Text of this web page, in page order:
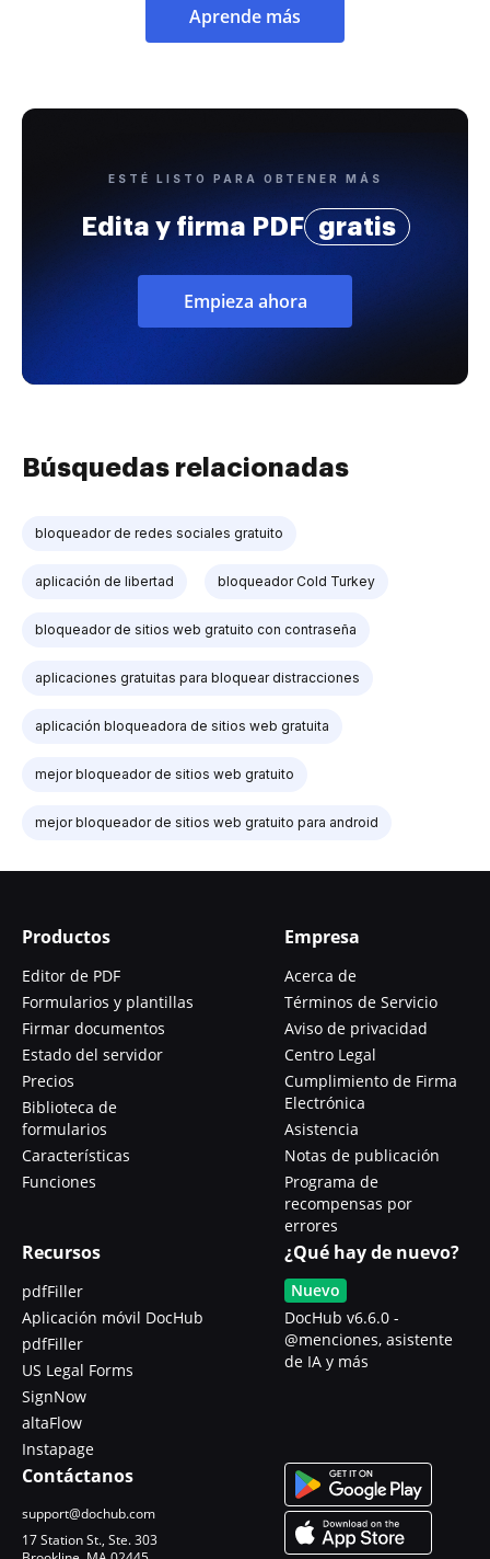
Aprende más
ESTÉ LISTO PARA OBTENER MÁS
Edita y firma PDF gratis
Empieza ahora
Búsquedas relacionadas
bloqueador de redes sociales gratuito
aplicación de libertad bloqueador Cold Turkey
bloqueador de sitios web gratuito con contraseña
aplicaciones gratuitas para bloquear distracciones
aplicación bloqueadora de sitios web gratuita
mejor bloqueador de sitios web gratuito
mejor bloqueador de sitios web gratuito para android
Productos
Editor de PDF
Formularios y plantillas
Firmar documentos
Estado del servidor
Precios
Biblioteca de
formularios
Características
Funciones
Empresa
Acerca de
Términos de Servicio
Aviso de privacidad
Centro Legal
Cumplimiento de Firma
Electrónica
Asistencia
Notas de publicación
Programa de
recompensas por
errores
Recursos
pdfFiller
Aplicación móvil DocHub
pdfFiller
US Legal Forms
SignNow
altaFlow
Instapage
¿Qué hay de nuevo?
Nuevo
DocHub v6.6.0 -
@menciones, asistente
de IA y más
Contáctanos
support@dochub.com
17 Station St., Ste. 303